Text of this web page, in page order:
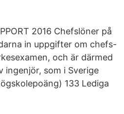
2016 Chefslöner på
in uppgifter om chefs-
och är därmed
ingenjör, som i Sverige
133 Lediga